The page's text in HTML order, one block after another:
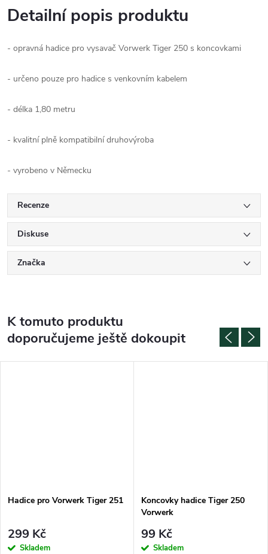
Detailní popis produktu
- opravná hadice pro vysavač Vorwerk Tiger 250 s koncovkami
- určeno pouze pro hadice s venkovním kabelem
- délka 1,80 metru
- kvalitní plně kompatibilní druhovýroba
- vyrobeno v Německu
Recenze
Diskuse
Značka
K tomuto produktu
doporučujeme ještě dokoupit
Hadice pro Vorwerk Tiger 251
299 Kč
Skladem
Koncovky hadice Tiger 250
Vorwerk
99 Kč
Skladem